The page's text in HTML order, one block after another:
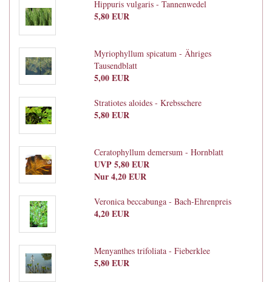
Hippuris vulgaris - Tannenwedel
5,80 EUR
Myriophyllum spicatum - Ähriges
Tausendblatt
5,00 EUR
Stratiotes aloides - Krebsschere
5,80 EUR
Ceratophyllum demersum - Hornblatt
UVP 5,80 EUR
Nur 4,20 EUR
Veronica beccabunga - Bach-Ehrenpreis
4,20 EUR
Menyanthes trifoliata - Fieberklee
5,80 EUR